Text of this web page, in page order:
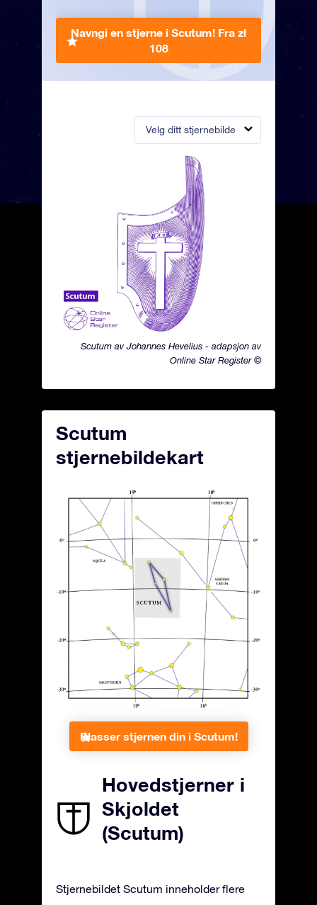
Velg ditt stjernebilde
Scutum av Johannes Hevelius - adapsjon av
Online Star Register ©
Navngi en stjerne i Scutum! Fra zł
108
Scutum
stjernebildekart
Plasser stjernen din i Scutum!
Hovedstjerner i
Skjoldet
(Scutum)
Stjernebildet Scutum inneholder flere